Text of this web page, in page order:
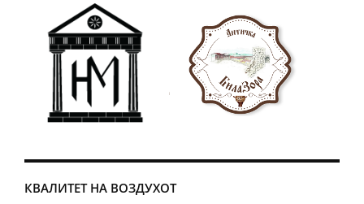
КВАЛИТЕТ НА ВОЗДУХОТ